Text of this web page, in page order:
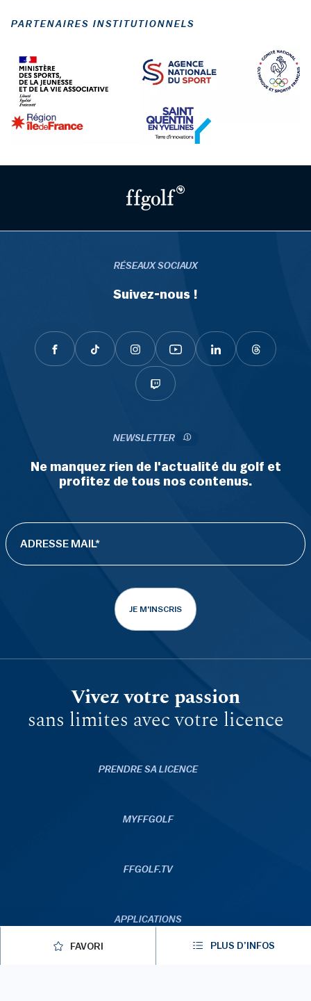
FAVORI PLUS D’INFOS
PARTENAIRES INSTITUTIONNELS
RÉSEAUX SOCIAUX
Suivez-nous !
NEWSLETTER
Ne manquez rien de l'actualité du golf et
profitez de tous nos contenus.
JE M'INSCRIS
Vivez votre passion
sans limites avec votre licence
PRENDRE SA LICENCE
MYFFGOLF
FFGOLF.TV
APPLICATIONS